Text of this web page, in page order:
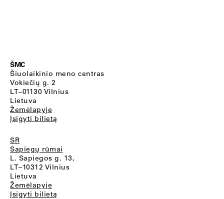
ŠMC
Šiuolaikinio meno centras
Vokiečių g. 2
LT–01130 Vilnius
Lietuva
Žemėlapyje
Įsigyti bilietą
SR
Sapiegų rūmai
L. Sapiegos g. 13,
LT–10312 Vilnius
Lietuva
Žemėlapyje
Įsigyti bilietą